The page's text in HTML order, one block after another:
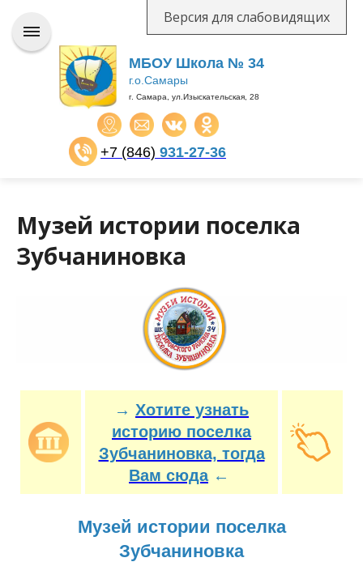
Версия для слабовидящих
МБОУ Школа № 34
г.о.Самары
г. Самара, ул.Изыскательская, 28
+7 (846) 931-27-36
Музей истории поселка
Зубчаниновка
→ Хотите узнать
историю поселка
Зубчаниновка, тогда
Вам сюда←
Музей истории поселка
Зубчаниновка